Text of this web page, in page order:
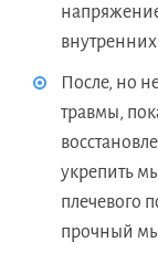
После, но
травмы,
укрепить
плечевого
прочный